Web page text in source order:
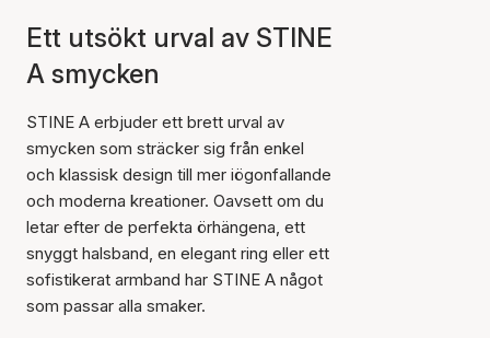
Ett utsökt urval av STINE
A smycken
STINE A erbjuder ett brett urval av
smycken som sträcker sig från enkel
och klassisk design till mer iögonfallande
och moderna kreationer. Oavsett om du
letar efter de perfekta örhängena, ett
snyggt halsband, en elegant ring eller ett
sofistikerat armband har STINE A något
som passar alla smaker.